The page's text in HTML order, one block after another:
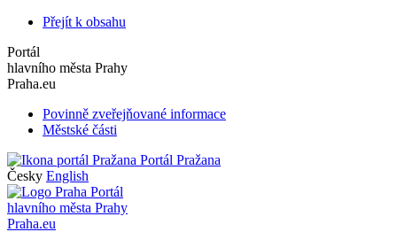
Přejít k obsahu
Portál
hlavního města Prahy
Praha.eu
Povinně zveřejňované informace
Městské části
Portál Pražana
Česky English
Portál
hlavního města Prahy
Praha.eu